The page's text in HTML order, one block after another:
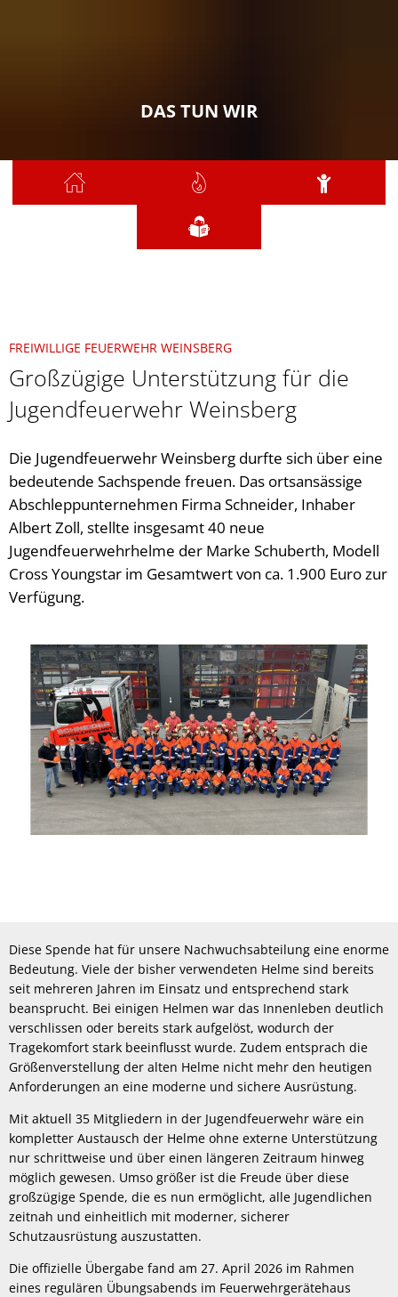
DAS TUN WIR
FREIWILLIGE FEUERWEHR WEINSBERG
Großzügige Unterstützung für die
Jugendfeuerwehr Weinsberg
Die Jugendfeuerwehr Weinsberg durfte sich über eine
bedeutende Sachspende freuen. Das ortsansässige
Abschleppunternehmen Firma Schneider, Inhaber
Albert Zoll, stellte insgesamt 40 neue
Jugendfeuerwehrhelme der Marke Schuberth, Modell
Cross Youngstar im Gesamtwert von ca. 1.900 Euro zur
Verfügung.
Diese Spende hat für unsere Nachwuchsabteilung eine enorme
Bedeutung. Viele der bisher verwendeten Helme sind bereits
seit mehreren Jahren im Einsatz und entsprechend stark
beansprucht. Bei einigen Helmen war das Innenleben deutlich
verschlissen oder bereits stark aufgelöst, wodurch der
Tragekomfort stark beeinflusst wurde. Zudem entsprach die
Größenverstellung der alten Helme nicht mehr den heutigen
Anforderungen an eine moderne und sichere Ausrüstung.
Mit aktuell 35 Mitgliedern in der Jugendfeuerwehr wäre ein
kompletter Austausch der Helme ohne externe Unterstützung
nur schrittweise und über einen längeren Zeitraum hinweg
möglich gewesen. Umso größer ist die Freude über diese
großzügige Spende, die es nun ermöglicht, alle Jugendlichen
zeitnah und einheitlich mit moderner, sicherer
Schutzausrüstung auszustatten.
Die offizielle Übergabe fand am 27. April 2026 im Rahmen
eines regulären Übungsabends im Feuerwehrgerätehaus